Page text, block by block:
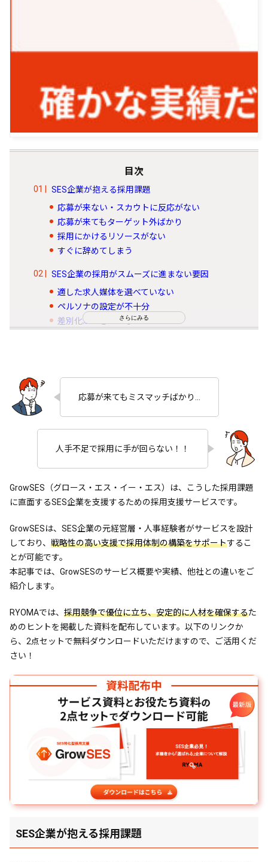
目次
SES企業が抱える採用課題
応募が来ない・スカウトに反応がない
応募が来てもターゲット外ばかり
採用にかけるリソースがない
すぐに辞めてしまう
SES企業の採用がスムーズに進まない要因
適した求人媒体を選べていない
ペルソナの設定が不十分
差別化ができていない
戦略から分析まで一貫した伴走支援
現場目線で候補者の声を引き出す
刺さる言葉で魅力を届けるスカウト原稿
企業カルテによるデータ分析
支援実績に裏付けられた実行力
成果・事例紹介
SES特化の採用支援で、承諾率80％・21名採用
を実現した事例
スカウト改善と強み訴求で採用効果を上げた
よくある質問
他社の採用支援と何が違うの？
本当に採用できるの？
どんな手順で支援を進めますか？
まとめ｜SESの採用はGrowSESにおまかせくだ
さらにみる
応募が来てもミスマッチばかり…
人手不足で採用に手が回らない！！
GrowSES（グロース・エス・イー・エス）は、こうした採用課題
に直面するSES企業を支援するための採用支援サービスです。
GrowSESは、SES企業の元経営層・人事経験者がサービスを設計
しており、 戦略性の高い支援で採用体制の構築をサポートするこ
とが可能です。
本記事では、GrowSESのサービス概要や実績、他社との違いをご
紹介します。
RYOMAでは、 採用競争で優位に立ち、安定的に人材を確保するた
めのヒントを掲載した資料を配布しています。以下のリンクか
ら、2点セットで無料ダウンロードいただけますので、ご活用くだ
さい！
SES企業が抱える採用課題